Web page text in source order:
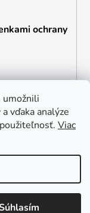
umožnili
vďaka analýze
Viac
ochrany